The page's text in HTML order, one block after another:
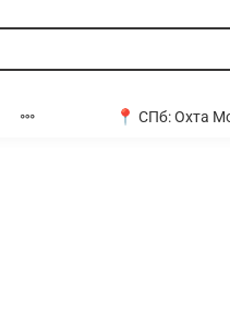
📍 СПб:Охта